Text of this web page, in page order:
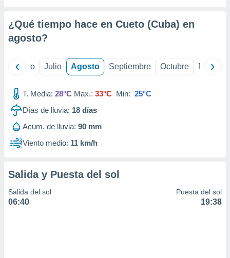
e
mediante
publicidad
publicidad
de
1199
¿Qué tiempo hace en Cueto (Cuba) en
agosto?
Junio Julio Agosto Septiembre Octubre
T. Media: 28°C Max.: 33°C Min: 25°C
Días de lluvia: 18 días
Acum. de lluvia: 90 mm
Viento medio: 11 km/h
Salida y Puesta del sol
Salida del sol
06:40
Puesta del sol
19:38